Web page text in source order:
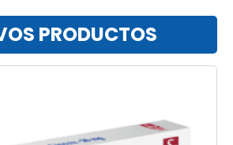
PRODUCTOS